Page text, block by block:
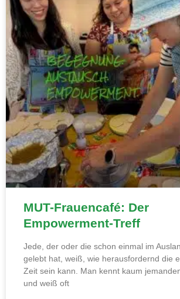
MUT-Frauencafé: Der
Empowerment-Treff
Jede, der oder die schon einmal im
gelebt hat, weiß, wie herausfordernd die
Zeit sein kann. Man kennt kaum
und weiß oft